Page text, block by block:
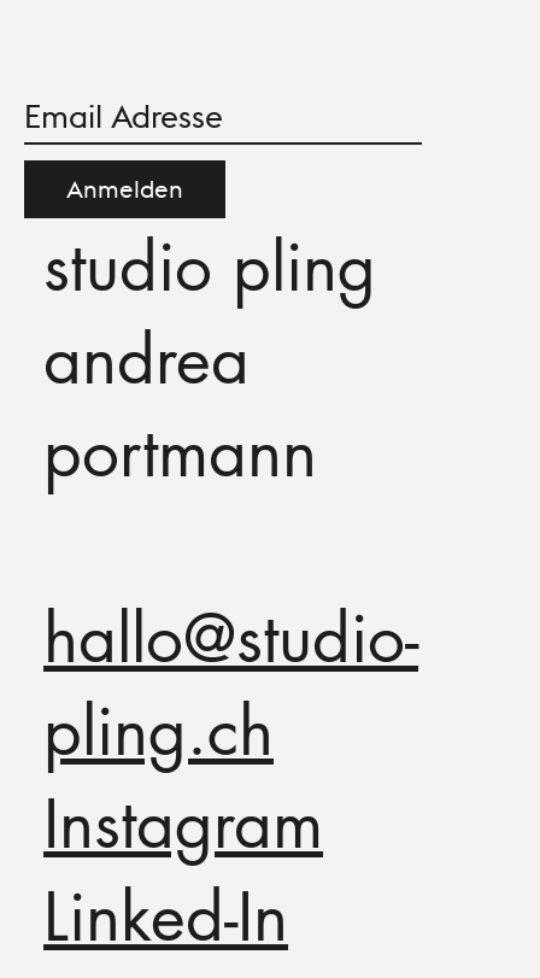
Anmelden
studio pling
andrea
portmann
hallo@studio-
pling.ch
Instagram
Linked-In